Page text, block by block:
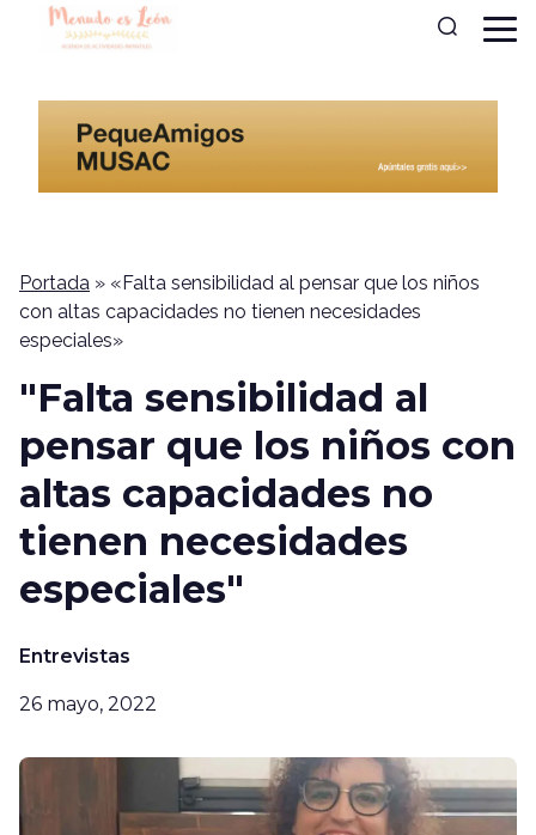
Portada » «Falta sensibilidad al pensar que los niños
con altas capacidades no tienen necesidades
especiales»
"Falta sensibilidad al
pensar que los niños con
altas capacidades no
tienen necesidades
especiales"
Entrevistas
26 mayo, 2022